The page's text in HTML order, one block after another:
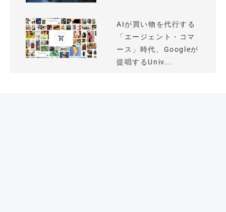
AIが買い物を代行する
「エージェント・コマ
ース」時代、Googleが
提唱するUniv...